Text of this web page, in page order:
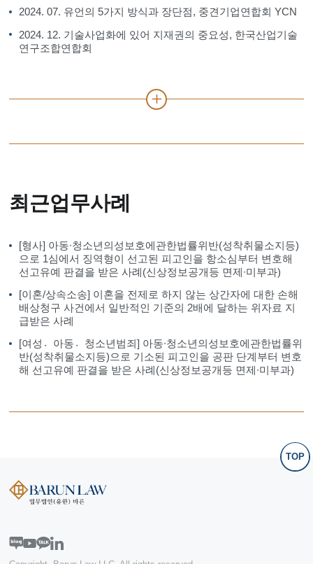
2024. 07. 유언의 5가지 방식과 장단점, 중견기업연합회 YCN
2024. 12. 기술사업화에 있어 지재권의 중요성, 한국산업기술
연구조합연합회
최근업무사례
[형사] 아동∙청소년의성보호에관한법률위반(성착취물소지등)
으로 1심에서 징역형이 선고된 피고인을 항소심부터 변호해
선고유예 판결을 받은 사례(신상정보공개등 면제∙미부과)
[이혼/상속소송] 이혼을 전제로 하지 않는 상간자에 대한 손해
배상청구 사건에서 일반적인 기준의 2배에 달하는 위자료 지
급받은 사례
[여성아〮동청〮소년범죄] 아동∙청소년의성보호에관한법률위
반(성착취물소지등)으로 기소된 피고인을 공판 단계부터 변호
해 선고유예 판결을 받은 사례(신상정보공개등 면제∙미부과)
TOP